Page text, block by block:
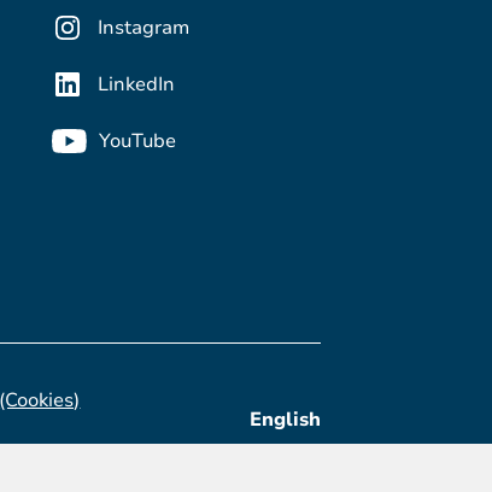
Instagram
LinkedIn
YouTube
English